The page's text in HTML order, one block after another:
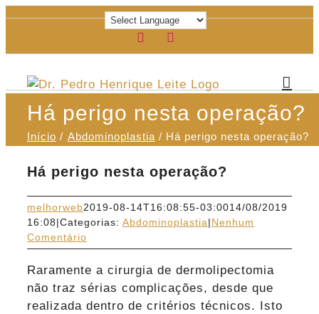
Facebook
Há perigo nesta operação?
Início Abdominoplastia Há perigo nesta operação?
Há perigo nesta operação?
melhorweb2019-08-14T16:08:55-03:0014/08/2019
16:08|Categorias: Abdominoplastia|Nenhum
Comentário
Raramente a cirurgia de dermolipectomia
não traz sérias complicações, desde que
realizada dentro de critérios técnicos. Isto